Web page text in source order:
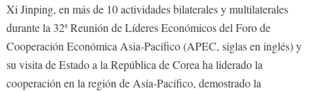
Xi Jinping, en más de 10 actividades bilaterales y multilaterales
durante la 32ª Reunión de Líderes Económicos del Foro de
Cooperación Económica Asia-Pacífico (APEC, siglas en inglés) y
su visita de Estado a la República de Corea ha liderado la
cooperación en la región de Asia-Pacífico, demostrado la